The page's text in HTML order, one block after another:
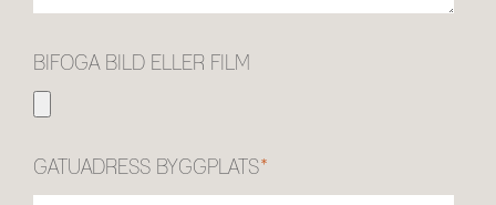
BIFOGA BILD ELLER FILM
GATUADRESS BYGGPLATS*